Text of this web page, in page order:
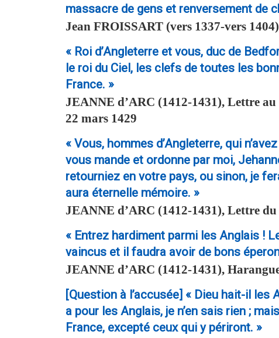
massacre de gens et renversement de
Jean FROISSART (vers 1337-vers
« Roi d’Angleterre et vous, duc de
le roi du Ciel, les clefs de toutes les
France. »
JEANNE d’ARC (1412-1431), Lettre
22 mars 1429
« Vous, hommes d’Angleterre, qui
vous mande et ordonne par moi,
retourniez en votre pays, ou sinon, je
aura éternelle mémoire. »
JEANNE d’ARC (1412-1431), Lettre
« Entrez hardiment parmi les Anglais !
vaincus et il faudra avoir de bons
JEANNE d’ARC (1412-1431),
[Question à l’accusée] « Dieu hait-il les
a pour les Anglais, je n’en sais rien ;
France, excepté ceux qui y périront. »